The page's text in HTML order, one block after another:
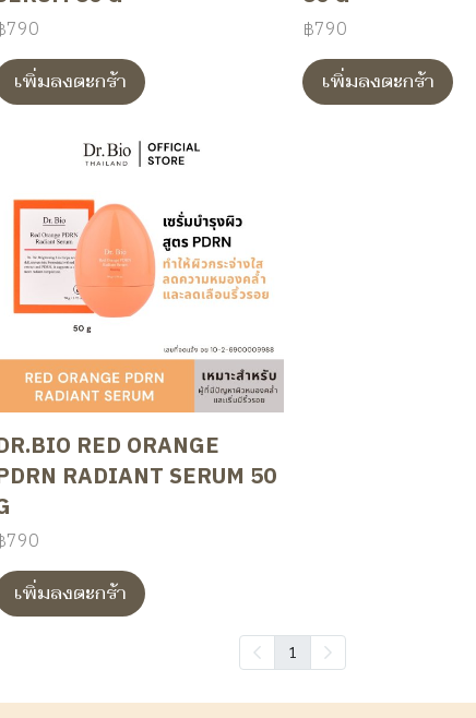
790
เพิ่มลงตะกร้า
฿790
เพิ่มลงตะกร้า
RED ORANGE
RADIANT SERUM 50
790
เพิ่มลงตะกร้า
1